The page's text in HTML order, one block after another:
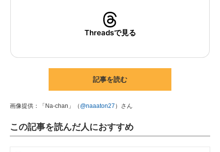
Threadsで見る
記事を読む
画像提供：「Na-chan」（ @naaaton27 ）さん
この記事を読んだ人におすすめ